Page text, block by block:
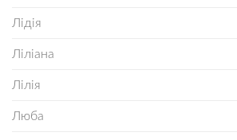
Лідія
Ліліана
Лілія
Люба